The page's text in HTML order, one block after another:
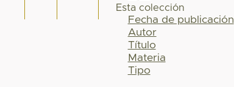
Esta colección
Fecha de publicación
Autor
Título
Materia
Tipo